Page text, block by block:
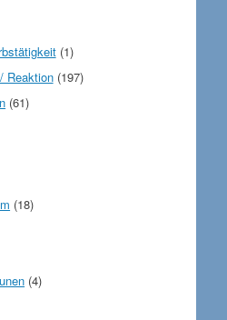
(1)
Reaktion(197)
(61)
(18)
(4)